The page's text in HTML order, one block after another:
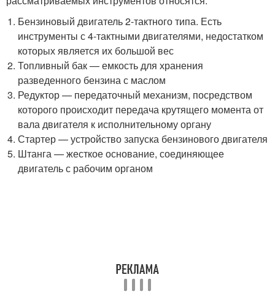
Бензиновый двигатель 2-тактного типа. Есть
инструменты с 4-тактными двигателями, недостатком
которых является их большой вес
Топливный бак — емкость для хранения
разведенного бензина с маслом
Редуктор — передаточный механизм, посредством
которого происходит передача крутящего момента от
вала двигателя к исполнительному органу
Стартер — устройство запуска бензинового двигателя
Штанга — жесткое основание, соединяющее
двигатель с рабочим органом